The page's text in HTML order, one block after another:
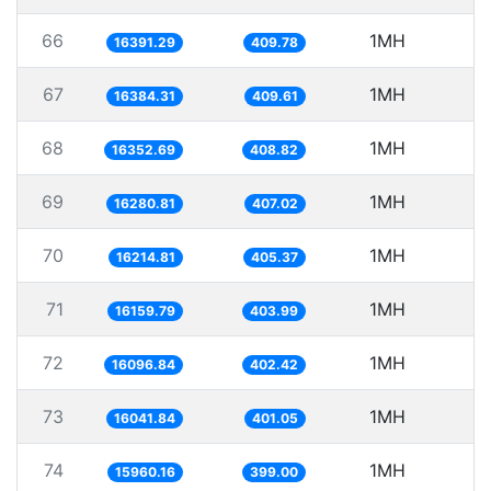
66 16391.29 409.78 1MH
67 16384.31 409.61 1MH
68 16352.69 408.82 1MH
69 16280.81 407.02 1MH
70 16214.81 405.37 1MH
71 16159.79 403.99 1MH
72 16096.84 402.42 1MH
73 16041.84 401.05 1MH
74 15960.16 399.00 1MH